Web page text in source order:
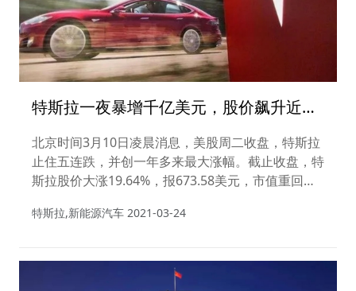
特斯拉一夜暴增千亿美元，股价飙升近
20%！
北京时间3月10日凌晨消息，美股周二收盘，特斯拉
止住五连跌，并创一年多来最大涨幅。截止收盘，特
斯拉股价大涨19.64%，报673.58美元，市值重回
拉市值最高蒸发近1500亿美元。
特斯拉,新能源汽车 2021-03-24